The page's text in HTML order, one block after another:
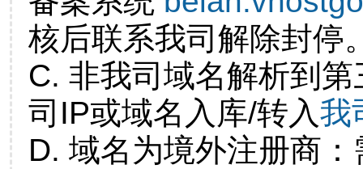
核后联系我司解除封停
C. 非我司域名解析到
司IP或域名入库/转入我
D. 域名为境外注册商